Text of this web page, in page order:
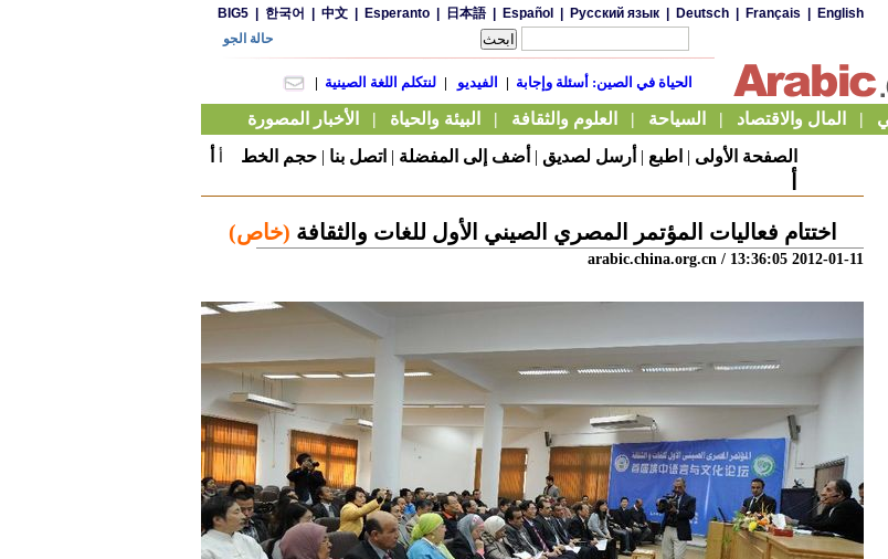
الصفحة الأولى | اطبع | أرسل لصديق | أضف إلى المفضلة | اتصل بنا | حجم الخط
اختتام فعاليات المؤتمر المصري الصيني الأول للغات والثقافة (خاص)
arabic.china.org.cn / 13:36:05 2012-01-11